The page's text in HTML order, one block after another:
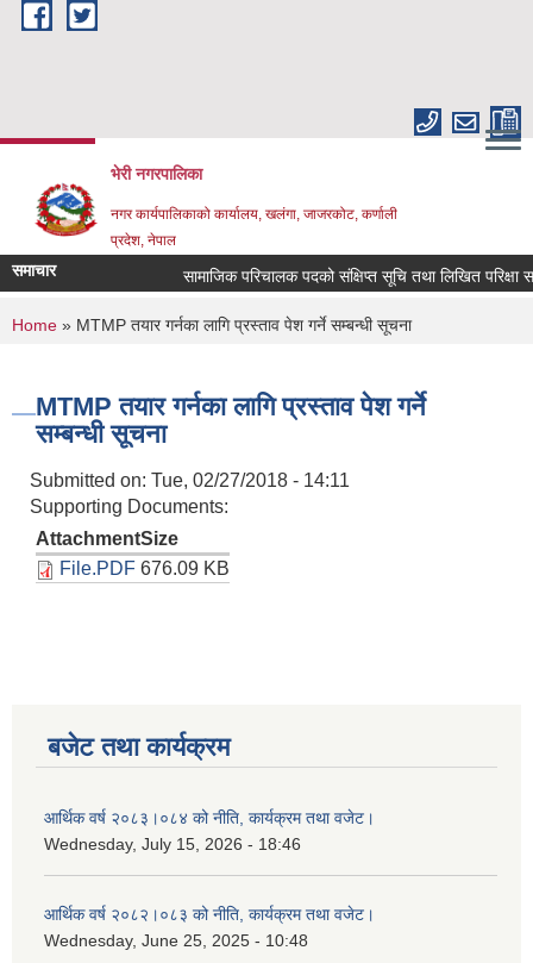
Skip to main content
भेरी नगरपालिका
नगर कार्यपालिकाको कार्यालय, खलंगा, जाजरकोट, कर्णाली
प्रदेश, नेपाल
समाचार सामाजिक परिचालक पदको संक्षिप्त सूचि तथा लिखित परिक्षा
You are here
Home » MTMP तयार गर्नका लागि प्रस्ताव पेश गर्ने सम्बन्धी सूचना
MTMP तयार गर्नका लागि प्रस्ताव पेश गर्ने
सम्बन्धी सूचना
Submitted on: Tue, 02/27/2018 - 14:11
Supporting Documents:
AttachmentSize
File.PDF 676.09 KB
बजेट तथा कार्यक्रम
आर्थिक वर्ष २०८३।०८४ को नीति, कार्यक्रम तथा वजेट।
Wednesday, July 15, 2026 - 18:46
आर्थिक वर्ष २०८२।०८३ को नीति, कार्यक्रम तथा वजेट।
Wednesday, June 25, 2025 - 10:48